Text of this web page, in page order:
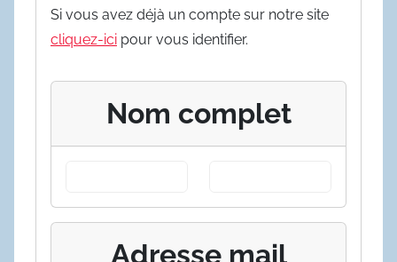
Si vous avez déjà un compte sur notre site
cliquez-ici pour vous identifier.
Nom complet
Adresse mail